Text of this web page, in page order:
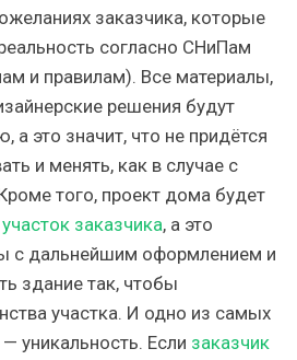
заказчика, которые
согласно СНиПам
и правилам). Все материалы,
решения будут
это значит, что не придётся
и менять, как в случае с
того, проект дома будет
участок заказчика, а это
с дальнейшим оформлением и
здание так, чтобы
участка. И одно из самых
уникальность. Если заказчик